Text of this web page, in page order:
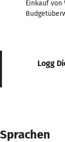
Einkauf von
Logg
Sprachen